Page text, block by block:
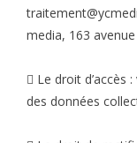
media, 163
 Le droit d’accès
des données